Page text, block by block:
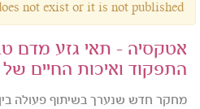
not exist or it is not published.
אטקסיה - תאי גזע מדם
התפקוד ואיכות החיים
מחקר חדש שנערך בשיתוף פעולה בין